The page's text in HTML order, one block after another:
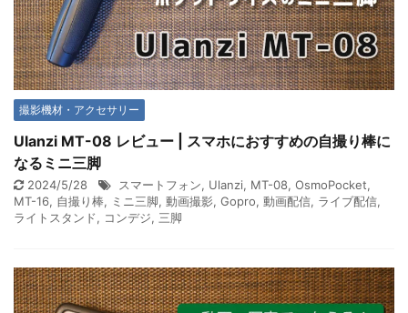
撮影機材・アクセサリー
Ulanzi MT-08 レビュー | スマホにおすすめの自撮り棒に
なるミニ三脚
2024/5/28 スマートフォン, Ulanzi, MT-08, OsmoPocket,
MT-16, 自撮り棒, ミニ三脚, 動画撮影, Gopro, 動画配信, ライブ配信,
ライトスタンド, コンデジ, 三脚